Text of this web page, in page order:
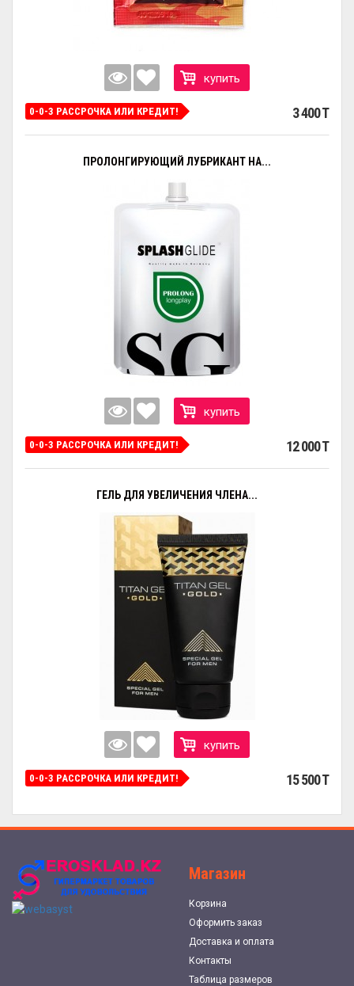
купить
0-0-3 РАССРОЧКА ИЛИ КРЕДИТ! 3 400 T
ПРОЛОНГИРУЮЩИЙ ЛУБРИКАНТ НА...
купить
0-0-3 РАССРОЧКА ИЛИ КРЕДИТ! 12 000 T
ГЕЛЬ ДЛЯ УВЕЛИЧЕНИЯ ЧЛЕНА...
купить
0-0-3 РАССРОЧКА ИЛИ КРЕДИТ! 15 500 T
Магазин
Корзина
Оформить заказ
Доставка и оплата
Контакты
Таблица размеров